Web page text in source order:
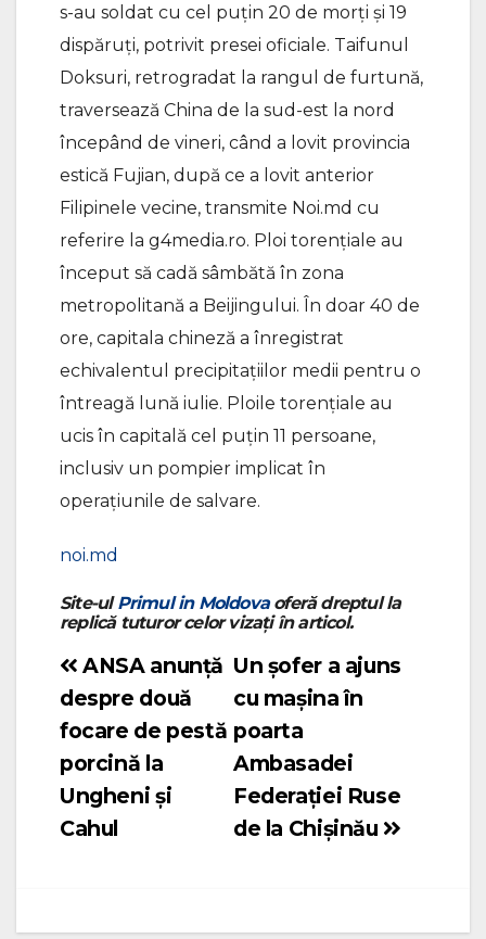
s-au soldat cu cel puțin 20 de morți și 19
dispăruți, potrivit presei oficiale. Taifunul
Doksuri, retrogradat la rangul de furtună,
traversează China de la sud-est la nord
începând de vineri, când a lovit provincia
estică Fujian, după ce a lovit anterior
Filipinele vecine, transmite Noi.md cu
referire la g4media.ro. Ploi torențiale au
început să cadă sâmbătă în zona
metropolitană a Beijingului. În doar 40 de
ore, capitala chineză a înregistrat
echivalentul precipitațiilor medii pentru o
întreagă lună iulie. Ploile torențiale au
ucis în capitală cel puțin 11 persoane,
inclusiv un pompier implicat în
operațiunile de salvare.
noi.md
Site-ulPrimul in Moldovaoferă dreptul la
replică tuturor celor vizați în articol.
Navigare
în
articole
Un șofer a ajuns
cu mașina în
poarta
Ambasadei
Federației Ruse
de la Chișinău
ANSA anunţă
despre două
focare de pestă
porcină la
Ungheni şi
Cahul